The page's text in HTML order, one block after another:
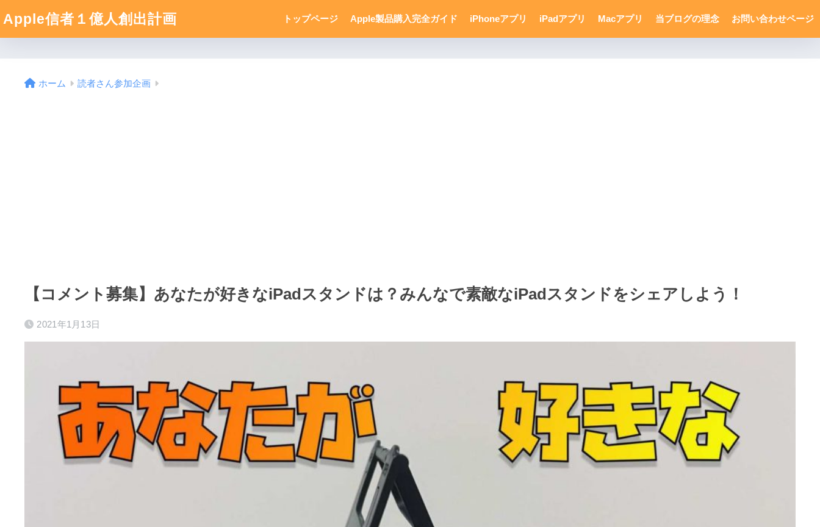
Apple信者１億人創出計画 トップページ Apple製品購入完全ガイド iPhoneアプリ iPadアプリ Macアプリ 当ブログの理念 お問い合わせページ
ホーム 読者さん参加企画
【コメント募集】あなたが好きなiPadスタンドは？みんなで素敵なiPadスタンドをシェアしよう！
2021年1月13日